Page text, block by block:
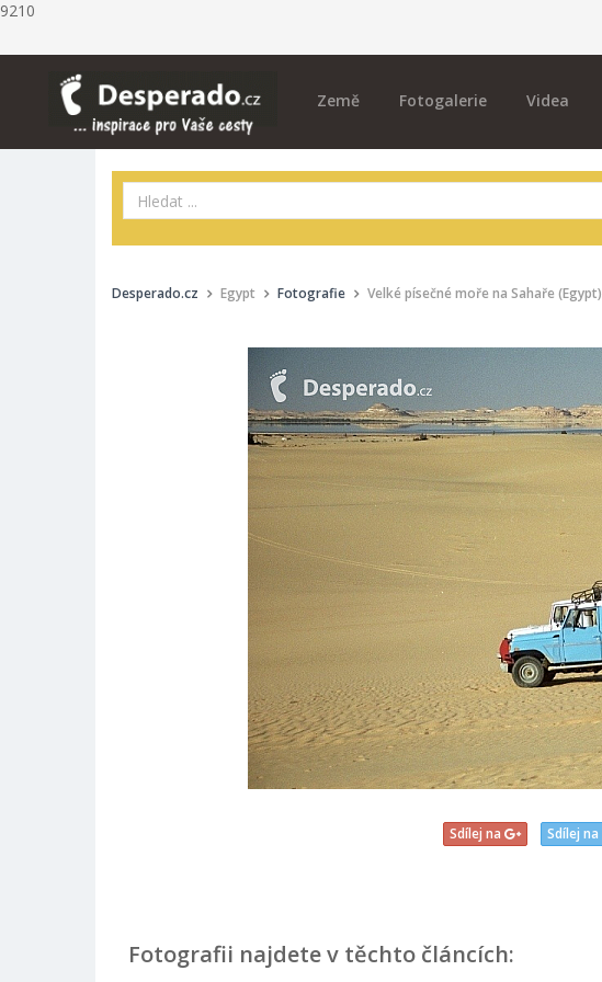
9210
Země Fotogalerie Videa
Desperado.cz Egypt Fotografie Velké písečné moře na Sahaře (Egypt)
Sdílej na Sdílej na
Fotografii najdete v těchto článcích: